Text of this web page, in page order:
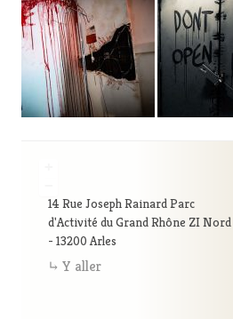
14 Rue Joseph Rainard Parc
d'Activité du Grand Rhône ZI Nord
- 13200 Arles
Y aller